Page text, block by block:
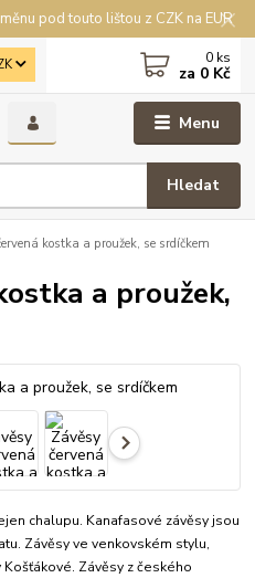
pod touto lištou z CZK na EUR
Menu
Hledat
0 ks
za 0 Kč
kostka a proužek, se srdíčkem
a proužek,
chalupu. Kanafasové závěsy jsou
Závěsy ve venkovském stylu,
Závěsy z českého